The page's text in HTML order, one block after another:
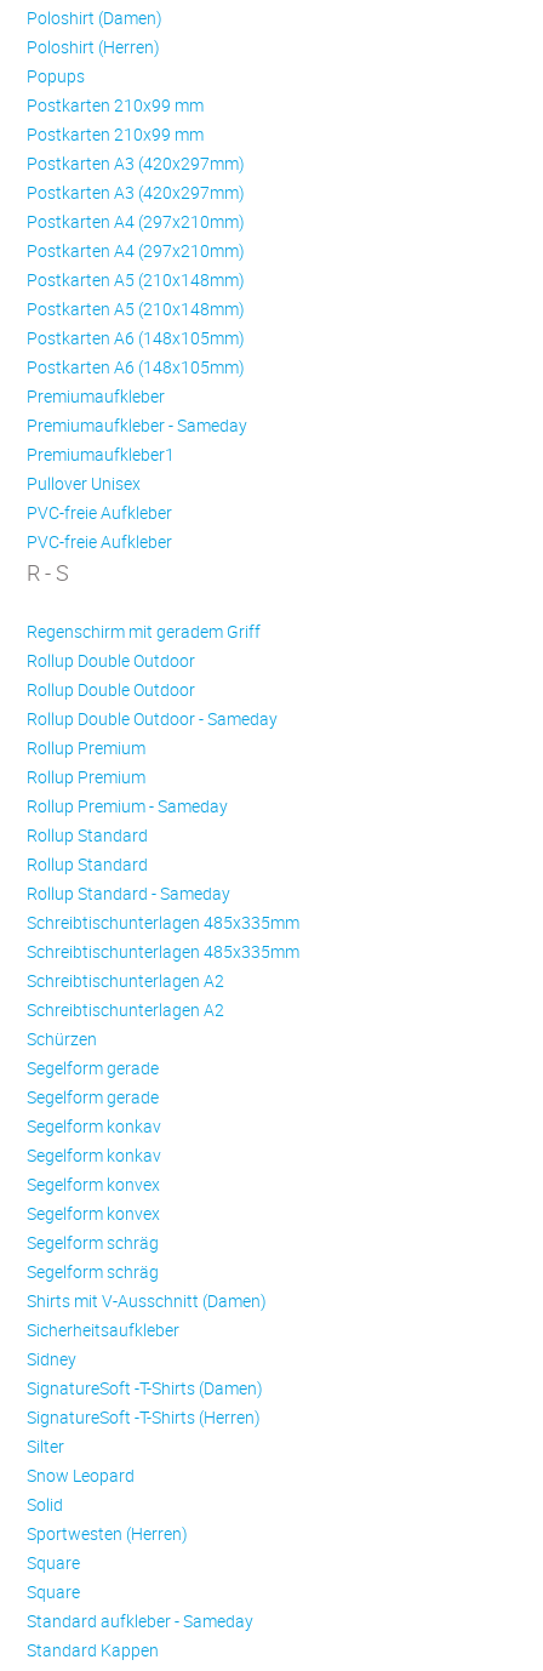
Poloshirt (Damen)
Poloshirt (Herren)
Popups
Postkarten 210x99 mm
Postkarten 210x99 mm
Postkarten A3 (420x297mm)
Postkarten A3 (420x297mm)
Postkarten A4 (297x210mm)
Postkarten A4 (297x210mm)
Postkarten A5 (210x148mm)
Postkarten A5 (210x148mm)
Postkarten A6 (148x105mm)
Postkarten A6 (148x105mm)
Premiumaufkleber
Premiumaufkleber - Sameday
Premiumaufkleber1
Pullover Unisex
PVC-freie Aufkleber
PVC-freie Aufkleber
R - S
Regenschirm mit geradem Griff
Rollup Double Outdoor
Rollup Double Outdoor
Rollup Double Outdoor - Sameday
Rollup Premium
Rollup Premium
Rollup Premium - Sameday
Rollup Standard
Rollup Standard
Rollup Standard - Sameday
Schreibtischunterlagen 485x335mm
Schreibtischunterlagen 485x335mm
Schreibtischunterlagen A2
Schreibtischunterlagen A2
Schürzen
Se­gel­form ge­ra­de
Se­gel­form ge­ra­de
Se­gel­form konkav
Se­gel­form konkav
Se­gel­form konvex
Se­gel­form konvex
Se­gel­form schräg
Se­gel­form schräg
Shirts mit V-Ausschnitt (Damen)
Sicherheitsaufkleber
Sidney
SignatureSoft -T-Shirts (Damen)
SignatureSoft -T-Shirts (Herren)
Silter
Snow Leopard
Solid
Sportwesten (Herren)
Square
Square
Standard aufkleber - Sameday
Standard Kappen